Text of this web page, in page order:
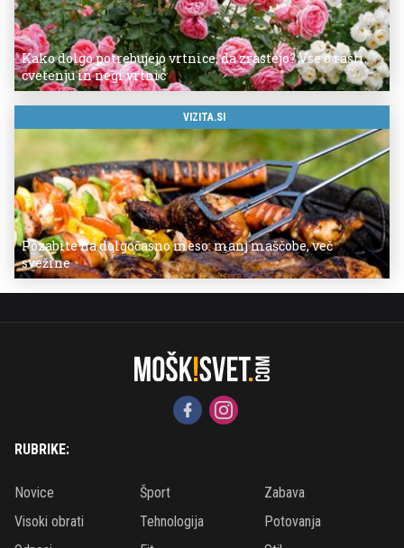
Kako dolgo potrebujejo vrtnice, da zrastejo? Vse o rasti,
cvetenju in negi vrtnic
VIZITA.SI
Pozabite na dolgočasno meso: manj maščobe, več
svežine
RUBRIKE:
Novice Šport
Zabava
Visoki obrati
Tehnologija
Potovanja